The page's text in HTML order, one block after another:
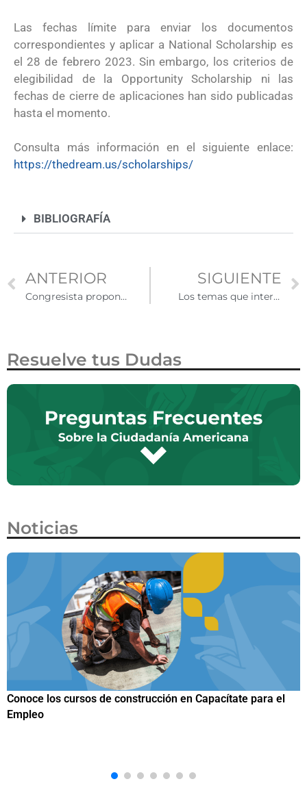
Las fechas límite para enviar los documentos
correspondientes y aplicar a National Scholarship es
el 28 de febrero 2023. Sin embargo, los criterios de
elegibilidad de la Opportunity Scholarship ni las
fechas de cierre de aplicaciones han sido publicadas
hasta el momento.
Consulta más información en el siguiente enlace:
https://thedream.us/scholarships/
BIBLIOGRAFÍA
ANTERIOR
Congresista propone ley para facilitar el regreso de dreamers que viajan al exterior
SIGUIENTE
Los temas que interesaron más a los latinos en las elecciones intermedias
Resuelve tus Dudas
Noticias
Trump firma nueva orden ejecutiva para restringir la
ciudadanía por nacimiento, semanas después de que la